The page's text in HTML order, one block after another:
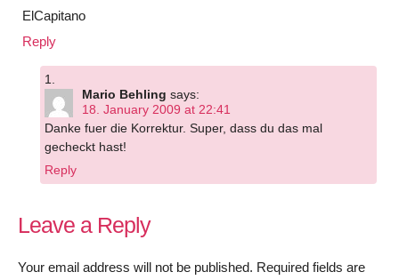
ElCapitano
Reply
Mario Behling says:
18. January 2009 at 22:41
Danke fuer die Korrektur. Super, dass du das mal
gecheckt hast!
Reply
Leave a Reply
Your email address will not be published. Required fields are